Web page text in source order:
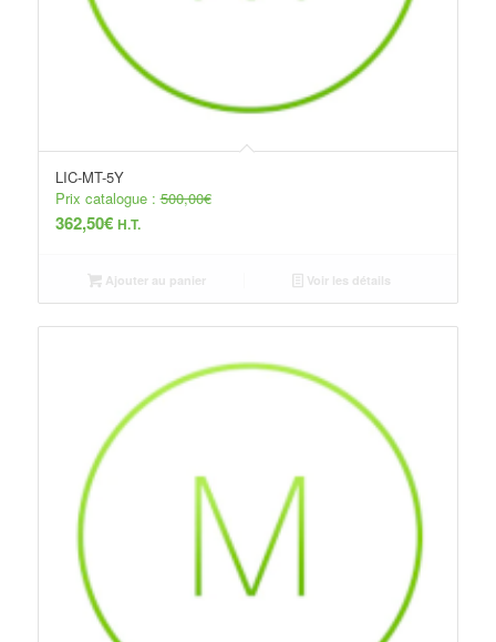
LIC-MT-5Y
Prix catalogue :500,00€
362,50€ H.T.
Ajouter au panier Voir les détails